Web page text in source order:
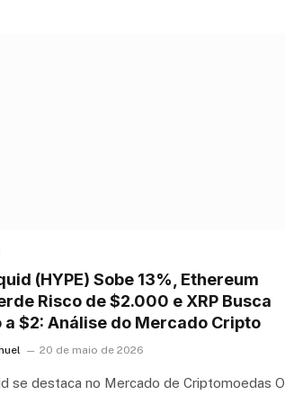
(HYPE) Sobe 13%, Ethereum
Risco de $2.000 e XRP Busca
a $2: Análise do Mercado Cripto
20 de maio de 2026
se destaca no Mercado de Criptomoedas O